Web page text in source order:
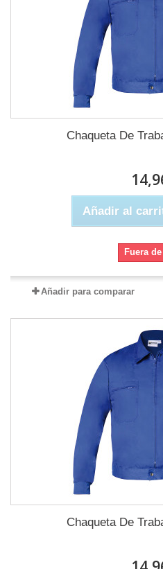
Chaqueta De
Añadir al
Fuera
Añadir para comparar
Chaqueta De